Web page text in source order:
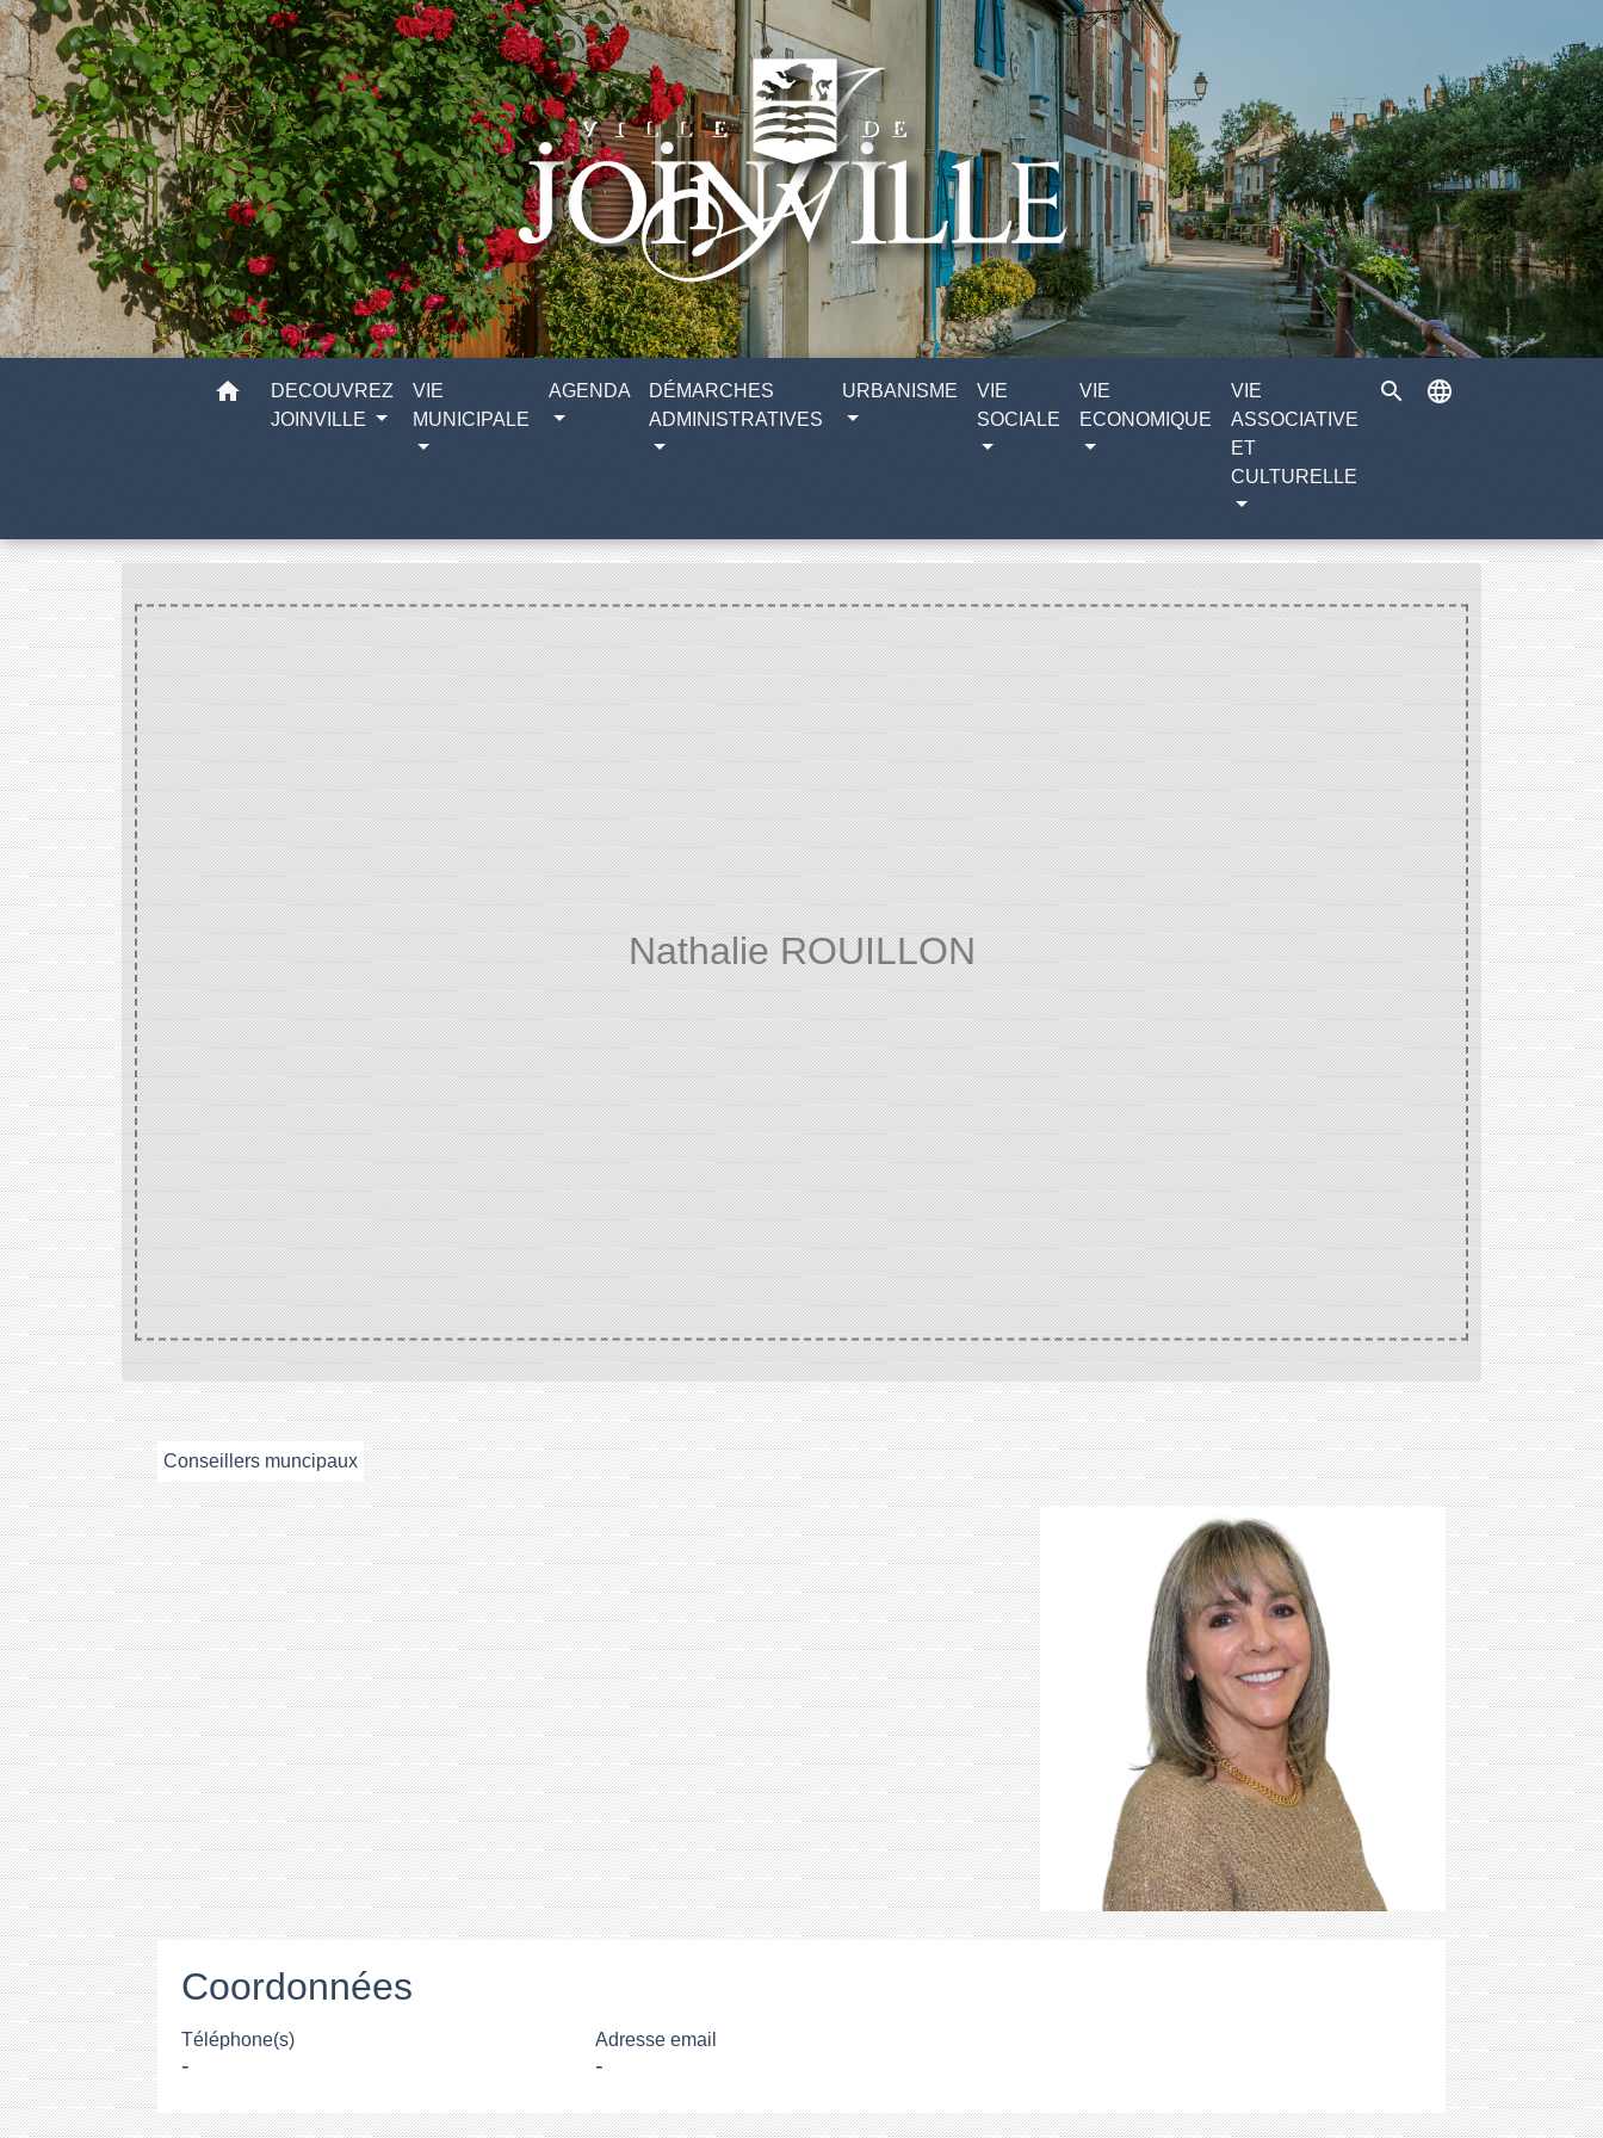
home
DECOUVREZ
JOINVILLE
VIE
MUNICIPALE
AGENDA
DÉMARCHES
ADMINISTRATIVES
URBANISME
VIE
SOCIALE
VIE
ECONOMIQUE
VIE
ASSOCIATIVE
ET
CULTURELLE
search language
Nathalie ROUILLON
Conseillers muncipaux
Coordonnées
Téléphone(s)
-
Adresse email
-